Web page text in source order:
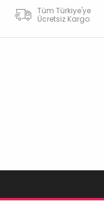
Tüm Türkiye'ye
Ücretsiz Kargo